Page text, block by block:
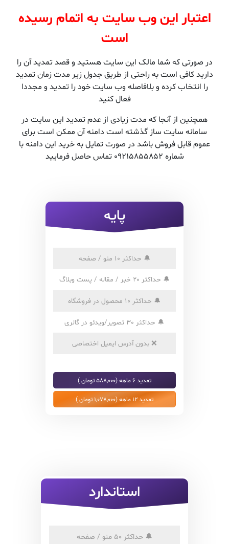
اعتبار این وب سایت به اتمام رسیده
است
در صورتی که شما مالک این سایت هستید و قصد تمدید آن را
دارید کافی است به راحتی از طریق جدول زیر مدت زمان تمدید
را انتخاب کرده و بلافاصله وب سایت خود را تمدید و مجددا
فعال کنید
همچنین از آنجا که مدت زیادی از عدم تمدید این سایت در
سامانه سایت ساز گذشته است دامنه آن ممکن است برای
عموم قابل فروش باشد در صورت تمایل به خرید این دامنه با
شماره 09215855852 تماس حاصل فرمایید
پایه
🔔 حداکثر 10 منو / صفحه
🔔 حداکثر 20 خبر / مقاله / پست وبلاگ
🔔 حداکثر 10 محصول در فروشگاه
🔔 حداکثر 30 تصویر/ویدئو در گالری
❌ بدون آدرس ایمیل اختصاصی
تمدید 6 ماهه (588,000 تومان )
تمدید 12 ماهه (1,078,000 تومان )
استاندارد
🔔 حداکثر 50 منو / صفحه